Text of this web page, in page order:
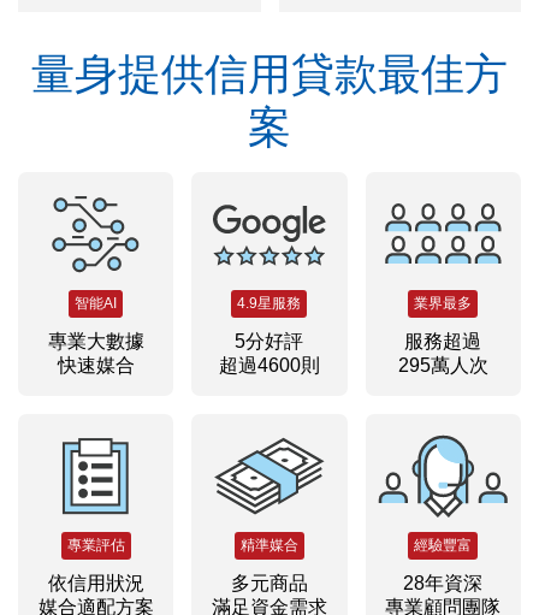
量身提供信用貸款最佳方
案
智能AI
專業大數據
快速媒合
4.9星服務
5分好評
超過4600則
業界最多
服務超過
295萬人次
專業評估
依信用狀況
媒合適配方案
精準媒合
多元商品
滿足資金需求
經驗豐富
28年資深
專業顧問團隊